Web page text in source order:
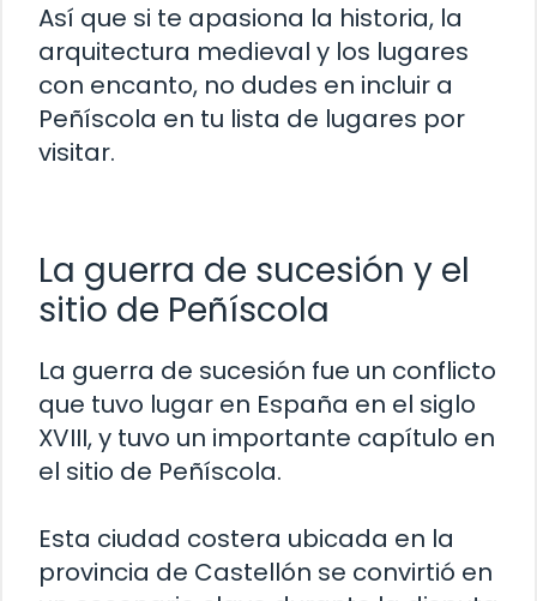
Así que si te apasiona la historia, la
arquitectura medieval y los lugares
con encanto, no dudes en incluir a
Peñíscola en tu lista de lugares por
visitar.
La guerra de sucesión y el
sitio de Peñíscola
La guerra de sucesión fue un conflicto
que tuvo lugar en España en el siglo
XVIII, y tuvo un importante capítulo en
el sitio de Peñíscola.
Esta ciudad costera ubicada en la
provincia de Castellón se convirtió en